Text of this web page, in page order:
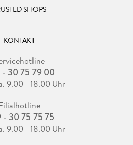
SHOPS
KONTAKT
30 75 79 00
9.00 - 18.00 Uhr
30 75 75 75
9.00 - 18.00 Uhr